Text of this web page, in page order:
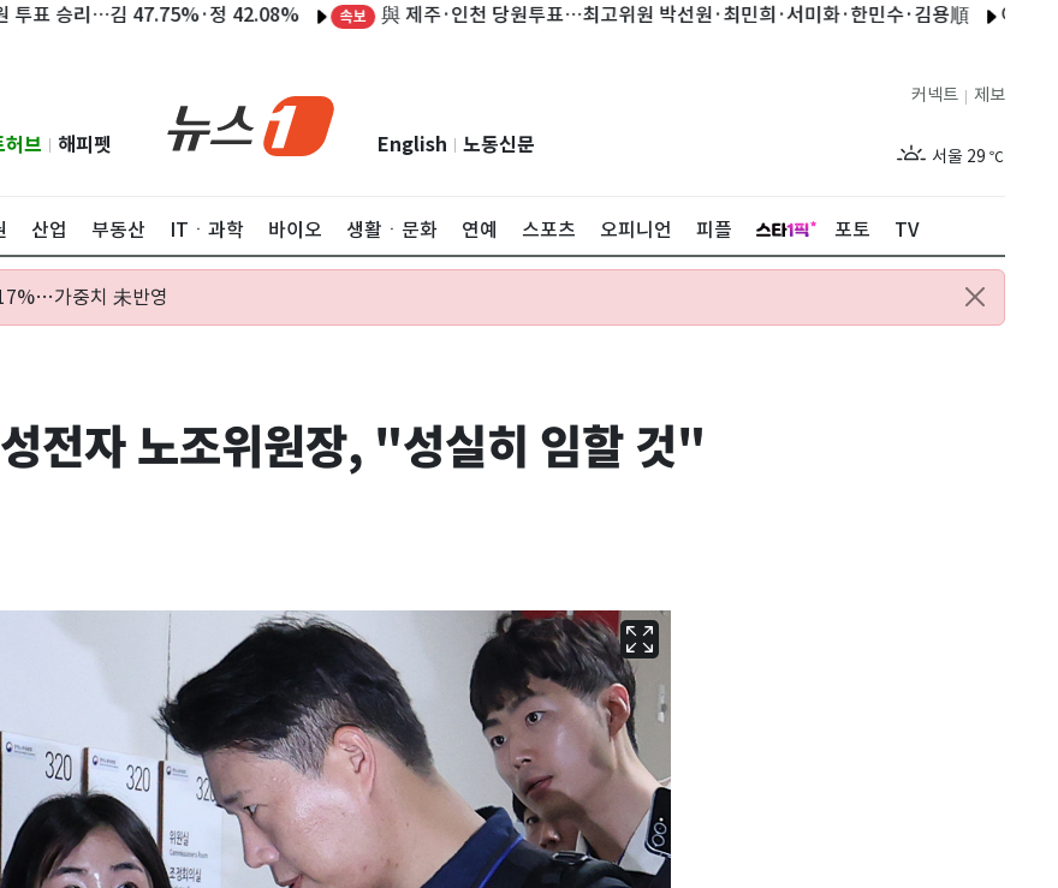
리…김 47.75%·정 42.08% 속보 與 제주·인천 당원투표…최고위원 박선원·최민희·서미화·한민수·김용順 이동욱, 태국
허브 해피펫 English 노동신문
제보
커넥트
서울 29 ℃
29
산업 부동산 ITㆍ과학 바이오 생활ㆍ문화 연예 스포츠 오피니언 피플 포토 TV
가중치 未반영
전자 노조위원장, "성실히 임할 것"